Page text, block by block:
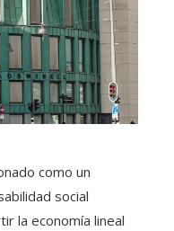
como un
social
la economía lineal